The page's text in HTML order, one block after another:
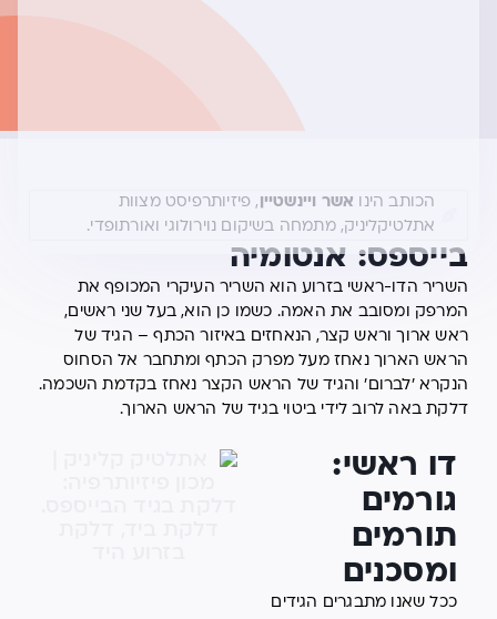
הכותב הינו אשר ויינשטיין , פיזיותרפיסט מצוות
אתלטיקליניק, מתמחה בשיקום נוירולוגי ואורתופדי.
בייספס: אנטומיה
השריר הדו-ראשי בזרוע הוא השריר העיקרי המכופף את
המרפק ומסובב את האמה. כשמו כן הוא, בעל שני ראשים,
ראש ארוך וראש קצר, הנאחזים באיזור הכתף – הגיד של
הראש הארוך נאחז מעל מפרק הכתף ומתחבר אל הסחוס
הנקרא 'לברום' והגיד של הראש הקצר נאחז בקדמת השכמה.
דלקת באה לרוב לידי ביטוי בגיד של הראש הארוך.
דו ראשי:
גורמים
תורמים
ומסכנים
ככל שאנו מתבגרים הגידים